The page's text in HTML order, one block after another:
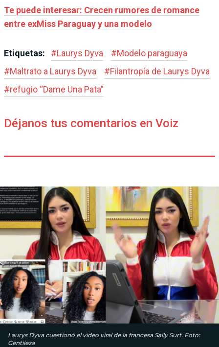
Te puede interesar: Crecen rumores de romance
entre exMiss Paraguay y una modelo
Etiquetas: #Laurys Dyva #Modelo paraguaya
#Maltrato a Laurys Dyva #Filantropía de Laurys Dyva
#refugio “Dame Una Pata”
Déjanos tus comentarios en Voiz
Laurys Dyva cuestionó el video viral de la francesa Sally Surt. Foto:
Gentileza